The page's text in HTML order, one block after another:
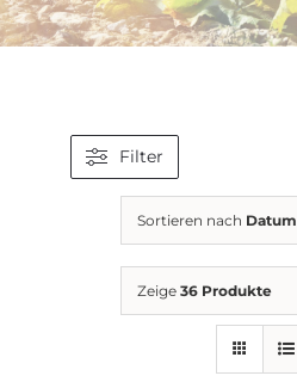
Filter
Sortieren nach Datum
Zeige36 Produkte